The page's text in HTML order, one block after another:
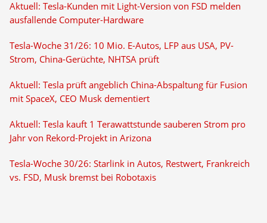
Aktuell: Tesla-Kunden mit Light-Version von FSD melden
ausfallende Computer-Hardware
Tesla-Woche 31/26: 10 Mio. E-Autos, LFP aus USA, PV-
Strom, China-Gerüchte, NHTSA prüft
Aktuell: Tesla prüft angeblich China-Abspaltung für Fusion
mit SpaceX, CEO Musk dementiert
Aktuell: Tesla kauft 1 Terawattstunde sauberen Strom pro
Jahr von Rekord-Projekt in Arizona
Tesla-Woche 30/26: Starlink in Autos, Restwert, Frankreich
vs. FSD, Musk bremst bei Robotaxis